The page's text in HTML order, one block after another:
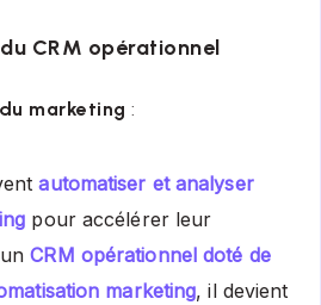
CRM opérationnel
marketing :
automatiser et analyser
pour accélérer leur
unCRM opérationnel doté de
marketing, il devient